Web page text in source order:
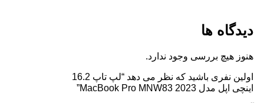
دیدگاه ها
هنوز هیچ بررسی وجود ندارد.
اولین نفری باشید که نظر می دهد “لپ تاپ 16.2
اینچی اپل مدل MacBook Pro MNW83 2023”